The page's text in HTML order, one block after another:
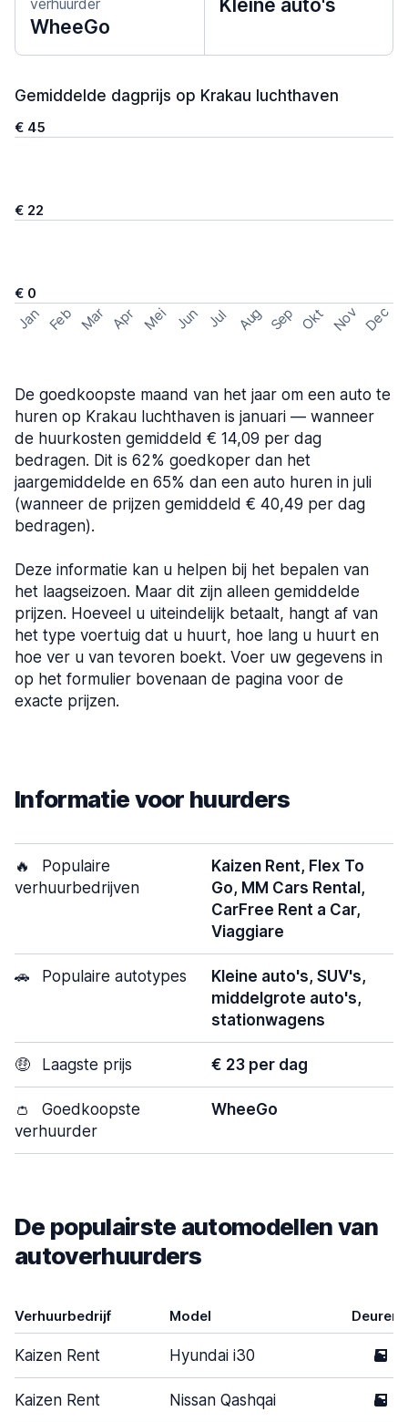
verhuurder
WheeGo
Kleine auto's
Gemiddelde dagprijs op Krakau luchthaven
€ 45
€ 22
€ 0
Jan Feb Mar Apr Mei Jun Jul Aug Sep Okt Nov Dec
De goedkoopste maand van het jaar om een auto te
huren op Krakau luchthaven is januari — wanneer
de huurkosten gemiddeld € 14,09 per dag
bedragen. Dit is 62% goedkoper dan het
jaargemiddelde en 65% dan een auto huren in juli
(wanneer de prijzen gemiddeld € 40,49 per dag
bedragen).
Deze informatie kan u helpen bij het bepalen van
het laagseizoen. Maar dit zijn alleen gemiddelde
prijzen. Hoeveel u uiteindelijk betaalt, hangt af van
het type voertuig dat u huurt, hoe lang u huurt en
hoe ver u van tevoren boekt. Voer uw gegevens in
op het formulier bovenaan de pagina voor de
exacte prijzen.
Informatie voor huurders
🔥
Populaire
verhuurbedrijven
Kaizen Rent, Flex To
Go, MM Cars Rental,
CarFree Rent a Car,
Viaggiare
🚗 Populaire autotypes
Kleine auto's, SUV's,
middelgrote auto's,
stationwagens
🤑 Laagste prijs € 23 per dag
👛
Goedkoopste
verhuurder
WheeGo
De populairste automodellen van
autoverhuurders
Verhuurbedrijf Model Deuren
Kaizen Rent Hyundai i30 5
Kaizen Rent Nissan Qashqai 5